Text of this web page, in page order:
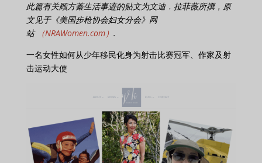
此篇有关顾方蓁生活事迹的贴文为文迪．拉菲薇所撰，原
文见于《美国步枪协会妇女分会》网
站 （NRAWomen.com） .
一名女性如何从少年移民化身为射击比赛冠军、作家及射
击运动大使